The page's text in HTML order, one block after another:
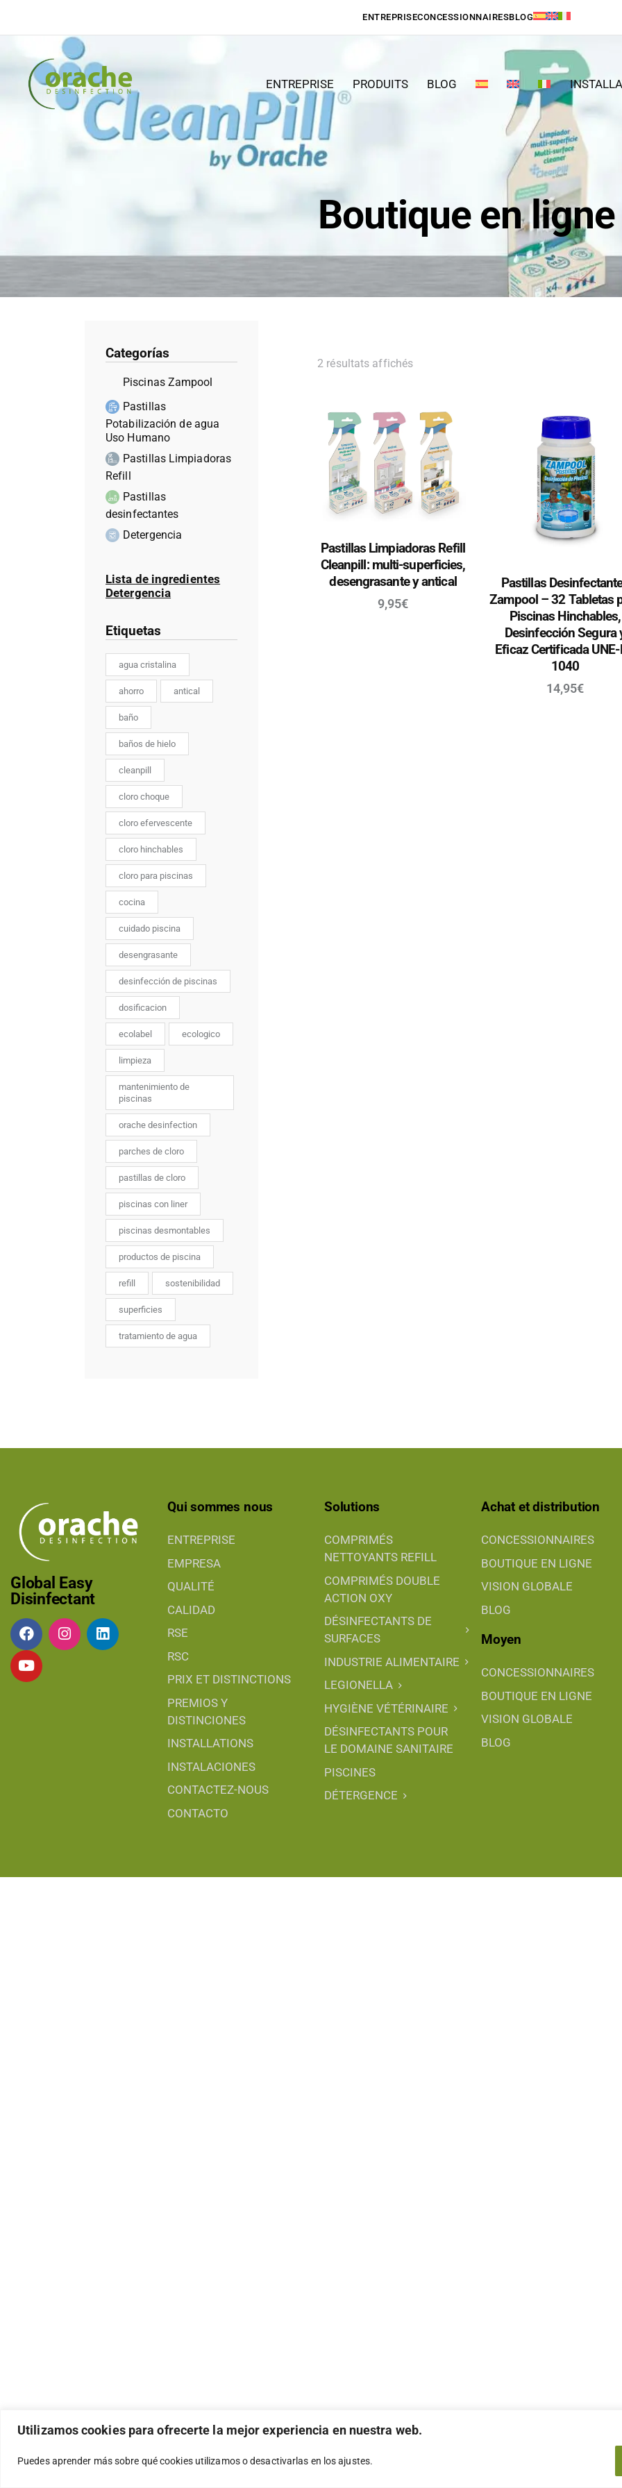
Utilizamos cookies para ofrecerte la mejor experiencia en nuestra web.
Puedes aprender más sobre qué cookies utilizamos o desactivarlas en losajustes.
ENTREPRISECONCESSIONNAIRESBLOG
ENTREPRISE PRODUITS BLOG
Boutique en ligne
2 résultats affichés
Pastillas Limpiadoras Refill
Cleanpill: multi-superficies,
desengrasante y antical
9,95€
Pastillas
Zampool – 32 Tabletas
Piscinas Hinchables,
Desinfección Segura
Eficaz Certificada UNE-
1040
14,95€
Categorías
Piscinas Zampool
Pastillas
Potabilización de agua
Uso Humano
Pastillas Limpiadoras
Refill
Pastillas
desinfectantes
Detergencia
Lista de ingredientes
Detergencia
Etiquetas
agua cristalina
ahorro antical
baño
baños de hielo
cleanpill
cloro choque
cloro efervescente
cloro hinchables
cloro para piscinas
cocina
cuidado piscina
desengrasante
desinfección de piscinas
dosificacion
ecolabel ecologico
limpieza
mantenimiento de
piscinas
orache desinfection
parches de cloro
pastillas de cloro
piscinas con liner
piscinas desmontables
productos de piscina
refill sostenibilidad
superficies
tratamiento de agua
Global Easy
Disinfectant
Qui sommes nous
ENTREPRISE
EMPRESA
QUALITÉ
CALIDAD
RSE
RSC
PRIX ET DISTINCTIONS
PREMIOS Y
DISTINCIONES
INSTALLATIONS
INSTALACIONES
CONTACTEZ-NOUS
CONTACTO
Solutions
COMPRIMÉS
NETTOYANTS REFILL
COMPRIMÉS DOUBLE
ACTION OXY
DÉSINFECTANTS DE
SURFACES
INDUSTRIE ALIMENTAIRE
LEGIONELLA
HYGIÈNE VÉTÉRINAIRE
DÉSINFECTANTS POUR
LE DOMAINE SANITAIRE
PISCINES
DÉTERGENCE
Achat et distribution
CONCESSIONNAIRES
BOUTIQUE EN LIGNE
VISION GLOBALE
BLOG
Moyen
CONCESSIONNAIRES
BOUTIQUE EN LIGNE
VISION GLOBALE
BLOG